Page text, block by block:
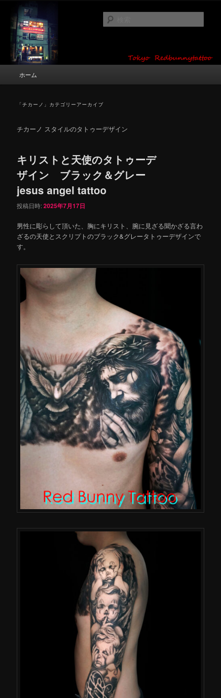
ン
ツ
東京 タトゥースタジオ 吉祥寺 Red
Bunny Tattoo タトゥーデザイン・タ
トゥー画像
タトゥーデザイン・画像の紹介（和彫り・ワンポイント・girl tattoo）
ホーム
「チカーノ 」カテゴリーアーカイブ
チカーノ スタイルのタトゥーデザイン
キリストと天使のタトゥーデ
ザイン ブラック＆グレー
jesus angel tattoo
投稿日時:2025年7月17日
男性に彫らして頂いた、胸にキリスト、腕に見ざる聞かざる言わ
ざるの天使とスクリプトのブラック&グレータトゥーデザインで
す。